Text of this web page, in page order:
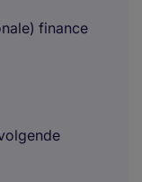
finance